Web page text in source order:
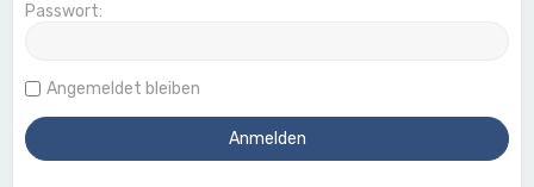
Passwort:
Angemeldet bleiben